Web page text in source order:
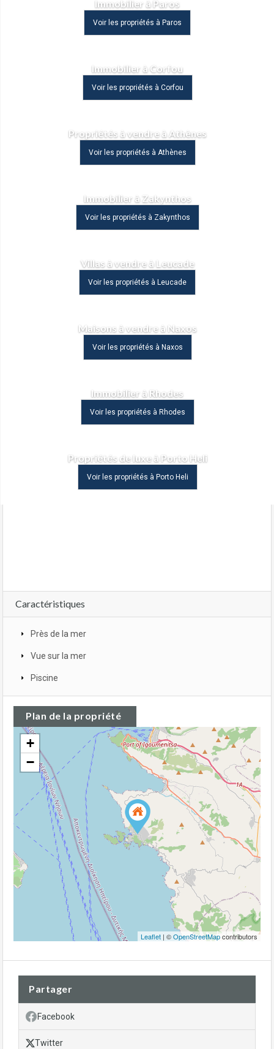
Immobilier à Paros
Voir les propriétés à Paros
Immobilier à Corfou
Voir les propriétés à Corfou
Propriétés à vendre à Athènes
Voir les propriétés à Athènes
Immobilier à Zakynthos
Voir les propriétés à Zakynthos
Villas à vendre à Leucade
Voir les propriétés à Leucade
Maisons à vendre à Naxos
Voir les propriétés à Naxos
Immobilier à Rhodes
Voir les propriétés à Rhodes
Propriétés de luxe à Porto Heli
Voir les propriétés à Porto Heli
Caractéristiques
Près de la mer
Vue sur la mer
Piscine
Plan de la propriété
+
−
Leaflet | ©OpenStreetMapcontributors
Partager
Facebook
Twitter